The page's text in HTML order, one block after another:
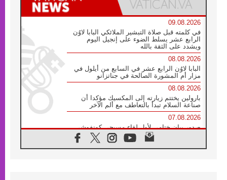
09.08.2026
في كلمته قبل صلاة التبشير الملائكي البابا لاوُن
الرابع عشر يسلط الضوء على إنجيل اليوم
ويشدد على الثقة بالله
08.08.2026
البابا لاوُن الرابع عشر في السابع من أيلول في
مزار أم المشورة الصالحة في جناتزانو
08.08.2026
بارولين يختتم زيارته إلى المكسيك مؤكدا أن
صناعة السلام تبدأ بالتعاطف مع ألم الآخر
07.08.2026
صدور بيان ختامي لأول لقاء مسيحي كونفوشي
بمشاركة الدائرة الفاتيكانية للحوار بين الأديان
07.08.2026